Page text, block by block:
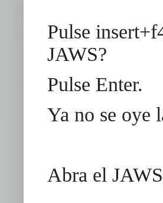
Pulse
JAWS?
Pulse Enter.
Ya no se oye
Abra el